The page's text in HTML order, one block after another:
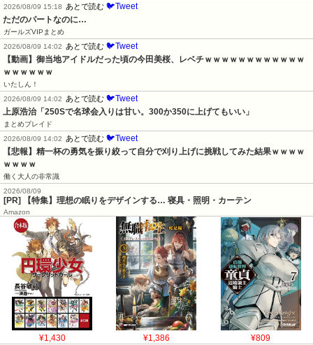
2026/08/09 15:18
あとで読む 🐦Tweet
ただのパートなのに…
ガールズVIPまとめ
2026/08/09 14:02
あとで読む 🐦Tweet
【動画】御当地アイドルだった頃の今田美桜、レベチｗｗｗｗｗｗｗｗｗｗｗｗ
ｗｗｗｗｗｗ
いたしん！
2026/08/09 14:02
あとで読む 🐦Tweet
上原浩治「250Sで名球会入りは甘い。300か350に上げてもいい」
まとめブレイド
2026/08/09 14:02
あとで読む 🐦Tweet
【悲報】精一杯の勇気を振り絞って自分で刈り上げに挑戦してみた結果ｗｗｗｗ
ｗｗｗｗ
働く大人の非常識
2026/08/09
[PR] 【特集】理想の眠りをデザインする… 寝具・照明・カーテン
Amazon
¥1,430 ¥1,386 ¥809